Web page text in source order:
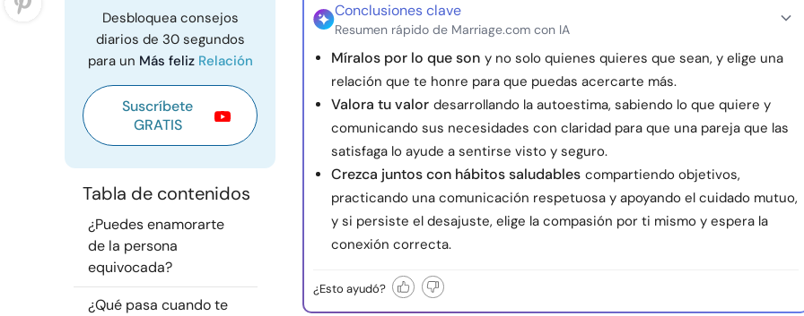
Desbloquea consejos
diarios de 30 segundos
para un Más feliz Relación
Suscríbete
GRATIS
Tabla de contenidos
¿Puedes enamorarte
de la persona
equivocada?
¿Qué pasa cuando te
Conclusiones clave
Resumen rápido de Marriage.com con IA
Míralos por lo que son y no solo quienes quieres que sean, y elige una
relación que te honre para que puedas acercarte más.
Valora tu valor desarrollando la autoestima, sabiendo lo que quiere y
comunicando sus necesidades con claridad para que una pareja que las
satisfaga lo ayude a sentirse visto y seguro.
Crezca juntos con hábitos saludables compartiendo objetivos,
practicando una comunicación respetuosa y apoyando el cuidado mutuo,
y si persiste el desajuste, elige la compasión por ti mismo y espera la
conexión correcta.
¿Esto ayudó?